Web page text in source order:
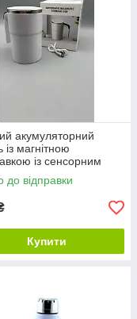
акумуляторний
із магнітною
із сенсорним
до відправки
Купити